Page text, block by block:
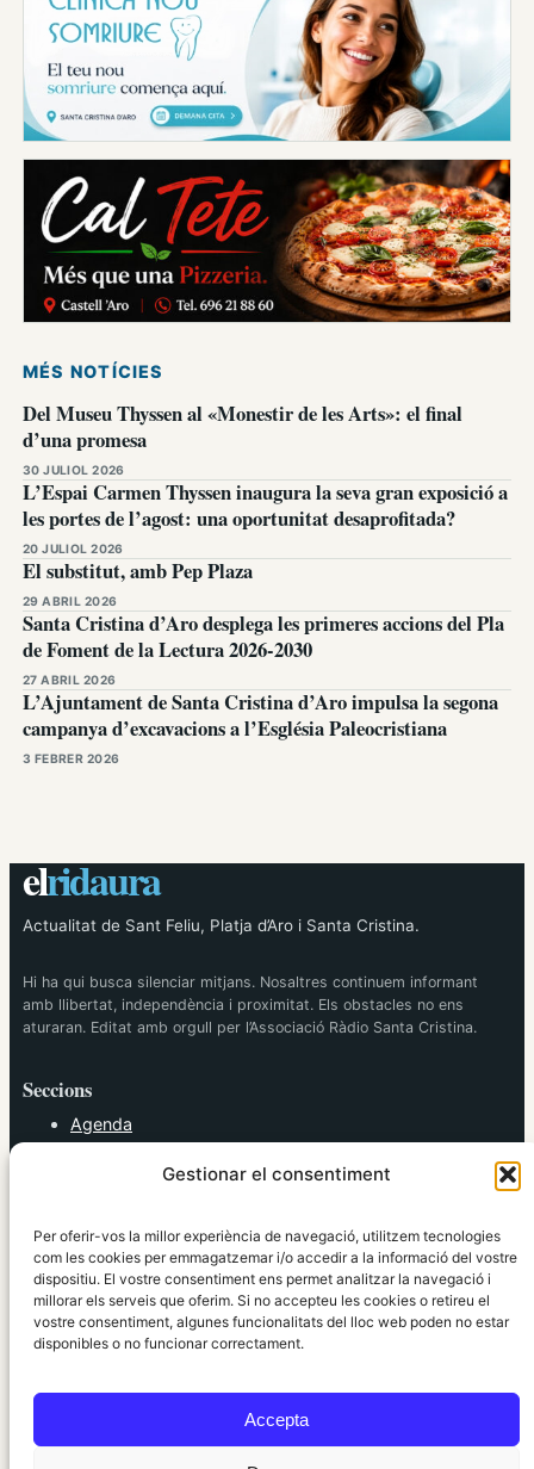
Gestionar el consentiment
Per oferir-vos la millor experiència de navegació, utilitzem tecnologies
com les cookies per emmagatzemar i/o accedir a la informació del vostre
dispositiu. El vostre consentiment ens permet analitzar la navegació i
millorar els serveis que oferim. Si no accepteu les cookies o retireu el
vostre consentiment, algunes funcionalitats del lloc web poden no estar
disponibles o no funcionar correctament.
Accepta
MÉS NOTÍCIES
Del Museu Thyssen al «Monestir de les Arts»: el final
d’una promesa
30 JULIOL 2026
L’Espai Carmen Thyssen inaugura la seva gran exposició a
les portes de l’agost: una oportunitat desaprofitada?
20 JULIOL 2026
El substitut, amb Pep Plaza
29 ABRIL 2026
Santa Cristina d’Aro desplega les primeres accions del Pla
de Foment de la Lectura 2026-2030
27 ABRIL 2026
L’Ajuntament de Santa Cristina d’Aro impulsa la segona
campanya d’excavacions a l’Església Paleocristiana
3 FEBRER 2026
elridaura
Actualitat de Sant Feliu, Platja d’Aro i Santa Cristina.
Hi ha qui busca silenciar mitjans. Nosaltres continuem informant
amb llibertat, independència i proximitat. Els obstacles no ens
aturaran. Editat amb orgull per l’Associació Ràdio Santa Cristina.
Seccions
Agenda
Política
Societat
Tendències
elRidaura.com